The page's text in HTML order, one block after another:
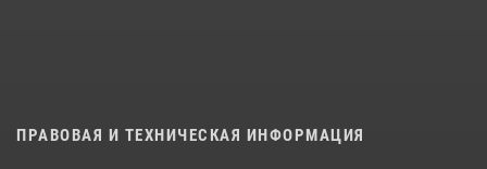
ПРАВОВАЯ И ТЕХНИЧЕСКАЯ ИНФОРМАЦИЯ